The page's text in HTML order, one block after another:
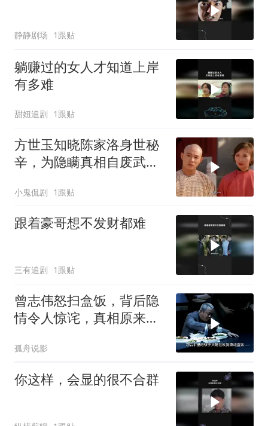
静静剧场 1跟贴
躺赚过的女人才知道上岸
有多难
甜妞追剧 1跟贴
方世玉知晓陈家洛身世秘
辛，为隐瞒真相自废武
小鬼侃剧 1跟贴
跟着豪哥想不发财都难
三有追剧 1跟贴
曾志伟怒扫盒饭，背后隐
情令人惊诧，真相原来如
孤舟说影
你这样，会显的很不合群